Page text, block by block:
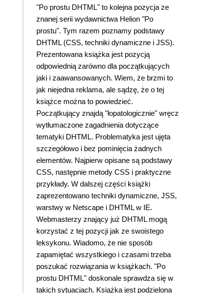
"Po prostu DHTML" to kolejna pozycja ze
znanej serii wydawnictwa Helion "Po
prostu". Tym razem poznamy podstawy
DHTML (CSS, techniki dynamiczne i JSS).
Prezentowana książka jest pozycją
odpowiednią zarówno dla początkujących
jaki i zaawansowanych. Wiem, że brzmi to
jak niejedna reklama, ale sądzę, że o tej
książce można to powiedzieć.
Początkujący znajdą "łopatologicznie" wręcz
wytłumaczone zagadnienia dotyczące
tematyki DHTML. Problematyka jest ujęta
szczegółowo i bez pominięcia żadnych
elementów. Najpierw opisane są podstawy
CSS, następnie metody CSS i praktyczne
przykłady. W dalszej części książki
zaprezentowano techniki dynamiczne, JSS,
warstwy w Netscape i DHTML w IE.
Webmasterzy znający już DHTML mogą
korzystać z tej pozycji jak ze swoistego
leksykonu. Wiadomo, że nie sposób
zapamiętać wszystkiego i czasami trzeba
poszukać rozwiązania w książkach. "Po
prostu DHTML" doskonale sprawdza się w
takich sytuacjach. Książka jest podzielona